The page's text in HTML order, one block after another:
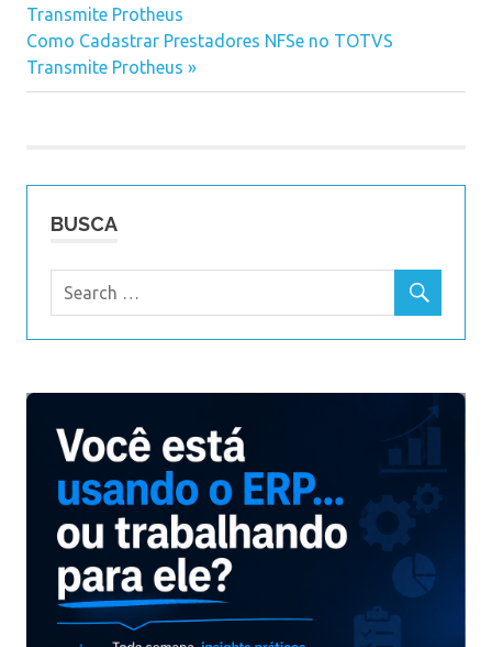
Navegação
de
Post
Post:
Transmite Protheus
Next
Post:
Como Cadastrar Prestadores NFSe no TOTVS
Transmite Protheus
BUSCA